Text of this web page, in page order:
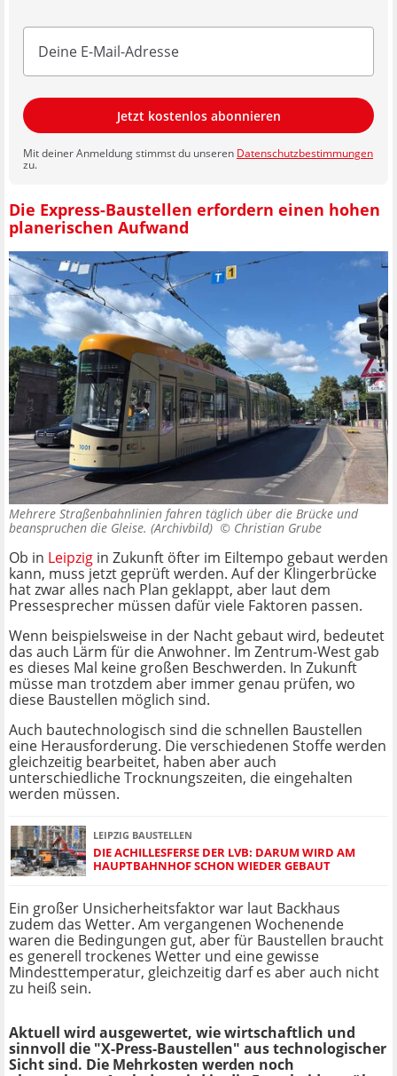
Jetzt kostenlos abonnieren
Mit deiner Anmeldung stimmst du unseren Datenschutzbestimmungen
zu.
Die Express-Baustellen erfordern einen hohen
planerischen Aufwand
Mehrere Straßenbahnlinien fahren täglich über die Brücke und
beanspruchen die Gleise. (Archivbild) © Christian Grube
Ob in Leipzig in Zukunft öfter im Eiltempo gebaut werden
kann, muss jetzt geprüft werden. Auf der Klingerbrücke
hat zwar alles nach Plan geklappt, aber laut dem
Pressesprecher müssen dafür viele Faktoren passen.
Wenn beispielsweise in der Nacht gebaut wird, bedeutet
das auch Lärm für die Anwohner. Im Zentrum-West gab
es dieses Mal keine großen Beschwerden. In Zukunft
müsse man trotzdem aber immer genau prüfen, wo
diese Baustellen möglich sind.
Auch bautechnologisch sind die schnellen Baustellen
eine Herausforderung. Die verschiedenen Stoffe werden
gleichzeitig bearbeitet, haben aber auch
unterschiedliche Trocknungszeiten, die eingehalten
werden müssen.
LEIPZIG BAUSTELLEN
DIE ACHILLESFERSE DER LVB: DARUM WIRD AM
HAUPTBAHNHOF SCHON WIEDER GEBAUT
Ein großer Unsicherheitsfaktor war laut Backhaus
zudem das Wetter. Am vergangenen Wochenende
waren die Bedingungen gut, aber für Baustellen braucht
es generell trockenes Wetter und eine gewisse
Mindesttemperatur, gleichzeitig darf es aber auch nicht
zu heiß sein.
Aktuell wird ausgewertet, wie wirtschaftlich und
sinnvoll die "X-Press-Baustellen" aus technologischer
Sicht sind. Die Mehrkosten werden noch